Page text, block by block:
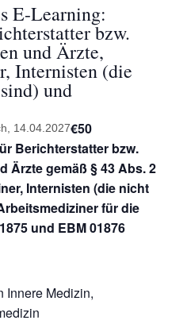
E-Learning:
bzw.
und Ärzte,
Internisten (die
und
14.04.2027€50
Berichterstatter bzw.
Ärztegemäß § 43 Abs. 2
Internisten (die nicht
für die
und EBM 01876
Innere Medizin,